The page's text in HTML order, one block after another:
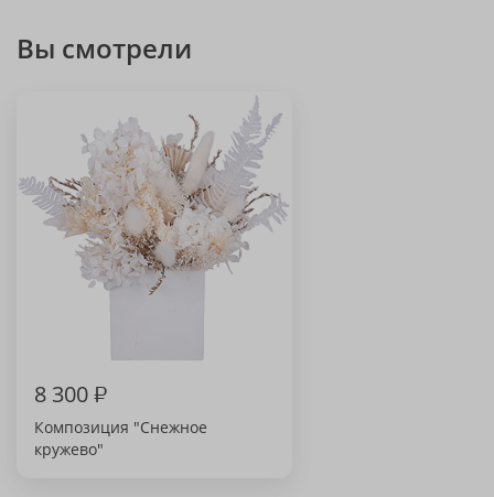
Вы смотрели
8 300₽
Композиция "Снежное
кружево"